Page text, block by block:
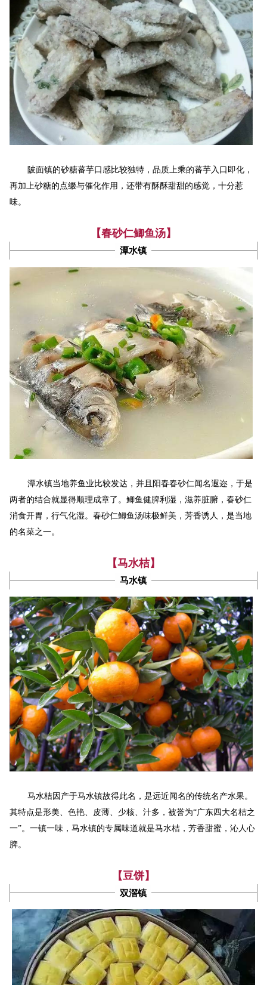
陂面镇的砂糖蕃芋口感比较独特，品质上乘的蕃芋入口即化，
再加上砂糖的点缀与催化作用，还带有酥酥甜甜的感觉，十分惹
味。
【春砂仁鲫鱼汤】
潭水镇
潭水镇当地养鱼业比较发达，并且阳春春砂仁闻名遐迩，于是
两者的结合就显得顺理成章了。鲫鱼健脾利湿，滋养脏腑，春砂仁
消食开胃，行气化湿。春砂仁鲫鱼汤味极鲜美，芳香诱人，是当地
的名菜之一。
【马水桔】
马水镇
马水桔因产于马水镇故得此名，是远近闻名的传统名产水果。
其特点是形美、色艳、皮薄、
少核、汁多，被誉为“广东四大名桔之
一”。一镇一味， 马水镇的专属味道就是马水桔，芳香甜蜜，沁人心
脾。
【豆饼】
双滘镇